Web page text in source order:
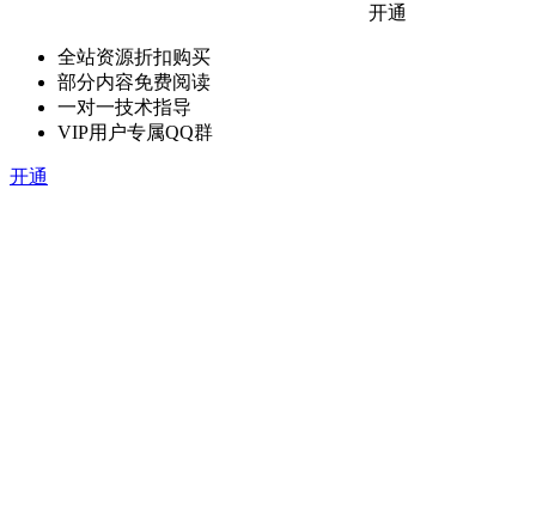
开通
全站资源折扣购买
部分内容免费阅读
一对一技术指导
VIP用户专属QQ群
开通